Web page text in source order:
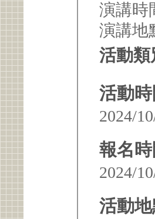
演講時
演講地
活動類
活動時
2024/
報名時
2024/
活動地